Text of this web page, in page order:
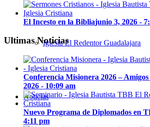
Iglesia El Redentor Guadalajara
Noticias
El Incesto en la Bibliajunio 3, 2026 -
Ultimas Noticias
Conferencia Misionera 2026 – Amigos
2026 - 10:09 am
Nuevo Programa de Diplomados en
4:11 pm